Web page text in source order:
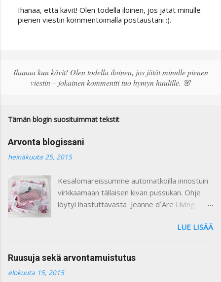
L
ä
k
e
t
i
Ihanaa, että kävit! Olen todella iloinen, jos jätät minulle
pienen viestin kommentoimalla postaustani :).
Ihanaa kun kävit! Olen todella iloinen, jos jätät minulle pienen
viestin – jokainen kommentti tuo hymyn huulille. 🌸
Tämän blogin suosituimmat tekstit
Arvonta blogissani
heinäkuuta 25, 2015
Kesälomareissumme automatkoilla innostuin
virkkaamaan tällaisen kivan pussukan. Ohje
löytyi ihastuttavasta Jeanne d´Are Living
lehtien sisustusjutut ovat todella ihastuttavia
ja niin kauniita. Lehdistä löytyy niin paljon
kaikkea mitä voi itse tehdä ja mielikuvitusta
käyttäen keksiä oman kodin kaunistukseksi.
Paljon on tullutkin ostettua näitä lehtiä :) Yllä
LUE LISÄÄ
Ruusuja sekä arvontamuistutus
elokuuta 15, 2015